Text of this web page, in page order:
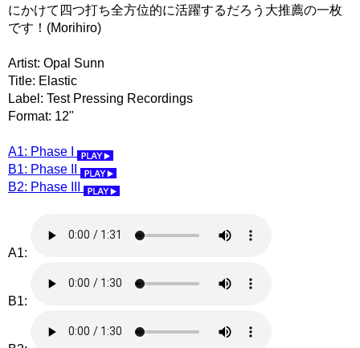
にかけて四つ打ち全方位的に活躍するだろう大推薦の一枚
です！(Morihiro)
Artist: Opal Sunn
Title: Elastic
Label: Test Pressing Recordings
Format: 12"
A1: Phase I
B1: Phase II
B2: Phase III
A1:
B1: